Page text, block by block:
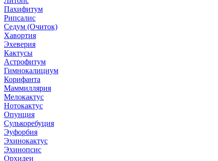
Пахифитум
Рипсалис
Седум (Очиток)
Хавортия
Эхеверия
Кактусы
Астрофитум
Гимнокалициум
Корифанта
Маммиллярия
Мелокактус
Нотокактус
Опунция
Сулькоребуция
Эуфорбия
Эхинокактус
Эхинопсис
Орхидеи